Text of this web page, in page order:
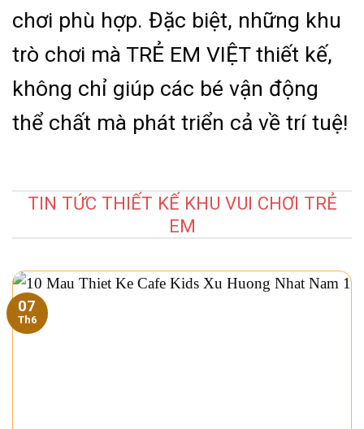
chơi phù hợp. Đặc biệt, những khu
trò chơi mà TRẺ EM VIỆT thiết kế,
không chỉ giúp các bé vận động
thể chất mà phát triển cả về trí tuệ!
TIN TỨC THIẾT KẾ KHU VUI CHƠI TRẺ
EM
07
Th6